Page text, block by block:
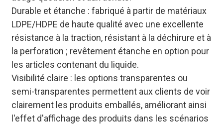
Durable et étanche : fabriqué à partir de matériaux
LDPE/HDPE de haute qualité avec une excellente
résistance à la traction, résistant à la déchirure et à
la perforation ; revêtement étanche en option pour
les articles contenant du liquide.
Visibilité claire : les options transparentes ou
semi-transparentes permettent aux clients de voir
clairement les produits emballés, améliorant ainsi
l'effet d'affichage des produits dans les scénarios